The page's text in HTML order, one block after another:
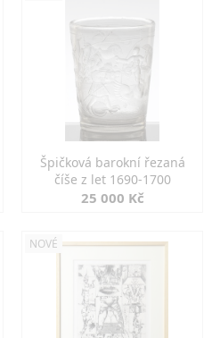
Špičková barokní řezaná
číše z let 1690-1700
25 000 Kč
NOVÉ